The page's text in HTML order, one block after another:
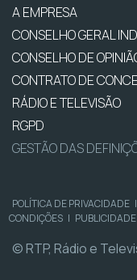
A EMPRESA
CONSELHO GERAL
CONSELHO DE
CONTRATO DE
RÁDIO E TELEVISÃO
RGPD
GESTÃO DAS
POLÍTICA DE PRIVACIDADE |
CONDIÇÕES | PUBLICIDADE
© RTP, Rádio e